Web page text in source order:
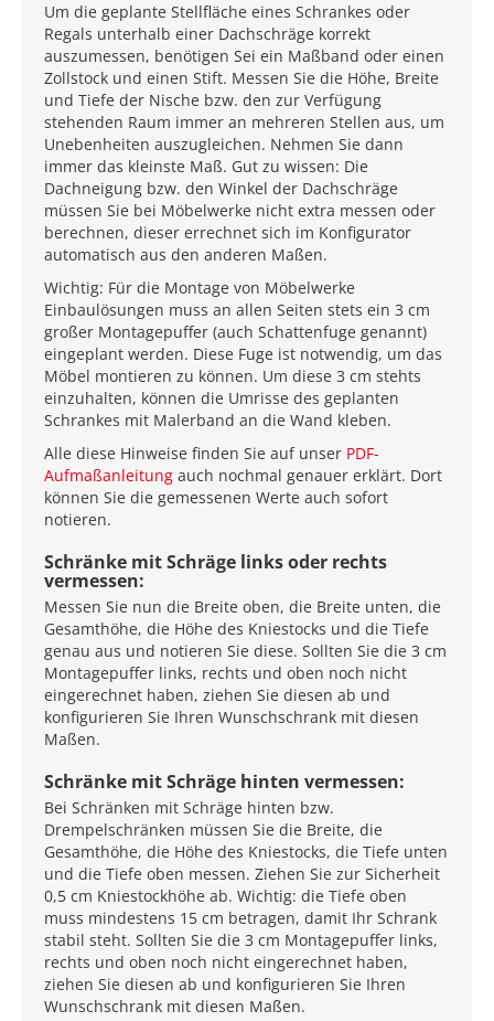
Um die geplante Stellfläche eines Schrankes oder
Regals unterhalb einer Dachschräge korrekt
auszumessen, benötigen Sei ein Maßband oder einen
Zollstock und einen Stift. Messen Sie die Höhe, Breite
und Tiefe der Nische bzw. den zur Verfügung
stehenden Raum immer an mehreren Stellen aus, um
Unebenheiten auszugleichen. Nehmen Sie dann
immer das kleinste Maß. Gut zu wissen: Die
Dachneigung bzw. den Winkel der Dachschräge
müssen Sie bei Möbelwerke nicht extra messen oder
berechnen, dieser errechnet sich im Konfigurator
automatisch aus den anderen Maßen.
Wichtig: Für die Montage von Möbelwerke
Einbaulösungen muss an allen Seiten stets ein 3 cm
großer Montagepuffer (auch Schattenfuge genannt)
eingeplant werden. Diese Fuge ist notwendig, um das
Möbel montieren zu können. Um diese 3 cm stehts
einzuhalten, können die Umrisse des geplanten
Schrankes mit Malerband an die Wand kleben.
Alle diese Hinweise finden Sie auf unser PDF-
Aufmaßanleitung auch nochmal genauer erklärt. Dort
können Sie die gemessenen Werte auch sofort
notieren.
Schränke mit Schräge links oder rechts
vermessen:
Messen Sie nun die Breite oben, die Breite unten, die
Gesamthöhe, die Höhe des Kniestocks und die Tiefe
genau aus und notieren Sie diese. Sollten Sie die 3 cm
Montagepuffer links, rechts und oben noch nicht
eingerechnet haben, ziehen Sie diesen ab und
konfigurieren Sie Ihren Wunschschrank mit diesen
Maßen.
Schränke mit Schräge hinten vermessen:
Bei Schränken mit Schräge hinten bzw.
Drempelschränken müssen Sie die Breite, die
Gesamthöhe, die Höhe des Kniestocks, die Tiefe unten
und die Tiefe oben messen. Ziehen Sie zur Sicherheit
0,5 cm Kniestockhöhe ab. Wichtig: die Tiefe oben
muss mindestens 15 cm betragen, damit Ihr Schrank
stabil steht. Sollten Sie die 3 cm Montagepuffer links,
rechts und oben noch nicht eingerechnet haben,
ziehen Sie diesen ab und konfigurieren Sie Ihren
Wunschschrank mit diesen Maßen.